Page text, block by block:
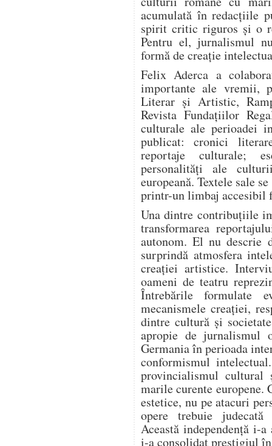
acumulată în redacțiile
spirit critic riguros și o
Pentru el, jurnalismul
formă de creație
Felix Aderca a
importante ale vremii,
Literar și Artistic,
Revista Fundațiilor
culturale ale perioadei
publicat: cronici
reportaje culturale;
personalități ale
europeană. Textele sale
printr-un limbaj accesibil
Una dintre contribuțiile
transformarea
autonom. El nu descrie
surprindă atmosfera
creației artistice.
oameni de teatru
Întrebările formulate
mecanismele creației,
dintre cultură și
apropie de jurnalismul
Germania în perioada
conformismul
provincialismul
marile curente europene.
estetice, nu pe atacuri
opere trebuie
Această independență i-
i-a consolidat prestigiul